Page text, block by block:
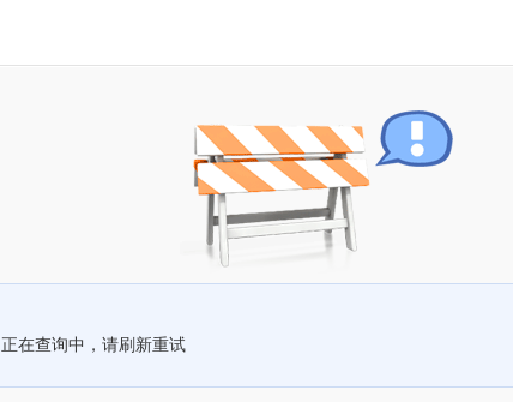
正在查询中，请刷新重试